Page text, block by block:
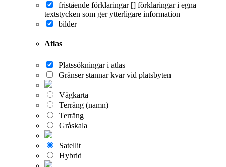
fristående förklaringar [] förklaringar i egna
textstycken som ger ytterligare information
bilder
Atlas
Platssökningar i atlas
Gränser stannar kvar vid platsbyten
Vägkarta
Terräng (namn)
Terräng
Gråskala
Satellit
Hybrid